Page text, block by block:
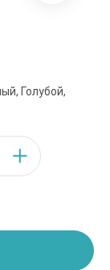
Голубой,